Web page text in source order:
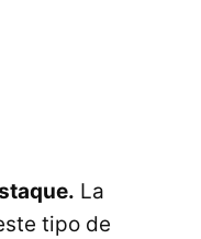
La
tipo de